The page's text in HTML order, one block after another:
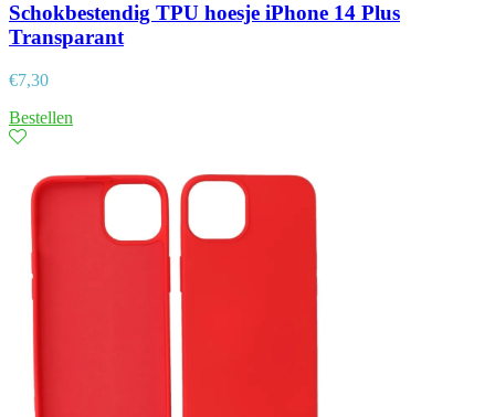
Schokbestendig TPU hoesje iPhone 14 Plus
Transparant
€7,30
Bestellen